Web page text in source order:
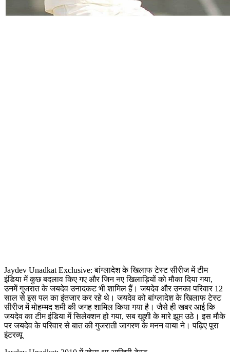
Jaydev Unadkat Exclusive: बांग्लादेश के खिलाफ टेस्ट सीरीज में टीम
इंडिया में कुछ बदलाव किए गए और जिन नए खिलाड़ियों को मौका दिया गया,
उनमें गुजरात के जयदेव उनादकट भी शामिल हैं। जयदेव और उनका परिवार 12
साल से इस पल का इंतजार कर रहे थे। जयदेव को बांग्लादेश के खिलाफ टेस्ट
सीरीज में मोहम्मद शमी की जगह शामिल किया गया है। जैसे ही खबर आई कि
जयदेव का टीम इंडिया में सिलेक्शन हो गया, सब खुशी के मारे झूम उठे। इस मौके
पर जयदेव के परिवार से बात की गुजराती जागरण के मनन वाया ने। पढ़िए पूरा
इंटरव्यू